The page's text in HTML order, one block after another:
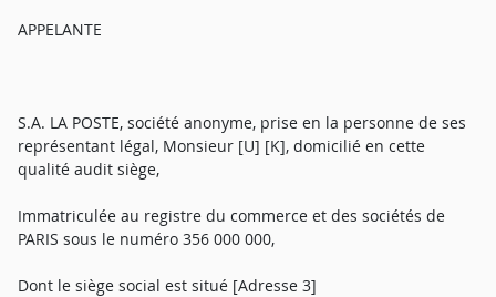
APPELANTE
S.A. LA POSTE, société anonyme, prise en la personne de ses
représentant légal, Monsieur [U] [K], domicilié en cette
qualité audit siège,
Immatriculée au registre du commerce et des sociétés de
PARIS sous le numéro 356 000 000,
Dont le siège social est situé [Adresse 3]